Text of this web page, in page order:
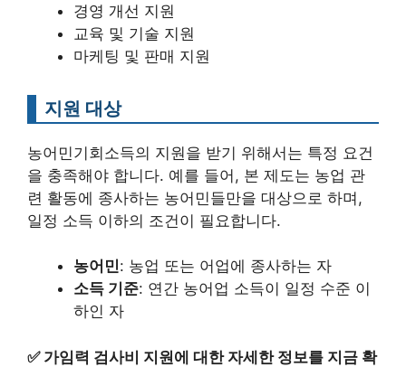
경영 개선 지원
교육 및 기술 지원
마케팅 및 판매 지원
지원 대상
농어민기회소득의 지원을 받기 위해서는 특정 요건
을 충족해야 합니다. 예를 들어, 본 제도는 농업 관
련 활동에 종사하는 농어민들만을 대상으로 하며,
일정 소득 이하의 조건이 필요합니다.
농어민: 농업 또는 어업에 종사하는 자
소득 기준: 연간 농어업 소득이 일정 수준 이
하인 자
✅ 가임력 검사비 지원에 대한 자세한 정보를 지금 확